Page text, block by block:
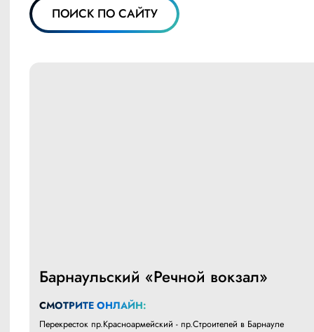
ПОИСК ПО САЙТУ
Барнаульский «Речной вокзал»
СМОТРИТЕ ОНЛАЙН:
Перекресток пр.Красноармейский - пр.Строителей в Барнауле